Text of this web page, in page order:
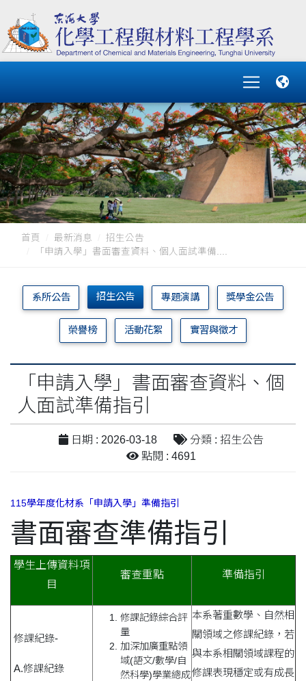
首頁 最新消息
招生公告
「申請入學」書面審查資料、個人面試準備....
系所公告 招生公告 專題演講 獎學金公告
榮譽榜 活動花絮 實習與徵才
「申請入學」書面審查資料、個
人面試準備指引
日期 : 2026-03-18
分類 : 招生公告
點閱 : 4691
115學年度化材系「申請入學」準備指引
書面審查準備指引
學生上傳資料項
目
審查重點 準備指引
修課紀錄-
A.修課紀錄
修課記錄綜合評
量
加深加廣重點領
域(語文/數學/自
然科學)學業總成
本系著重數學、自然相
關領域之修課紀錄，若
與本系相關領域課程的
修課表現穩定或有成長